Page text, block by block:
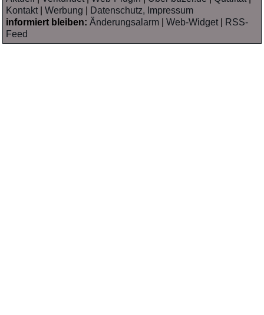
Kontakt|Werbung
Datenschutz, Impressum
informiert bleiben: Änderungsalarm |Web-Widget|
RSS-
Feed